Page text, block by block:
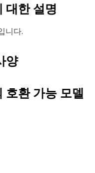
대한 설명
니다.
양
호환 가능 모델